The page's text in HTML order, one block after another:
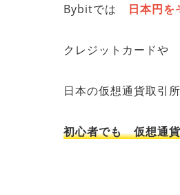
Bybitでは 日本円を
クレジットカードや
日本の仮想通貨取引
初心者でも 仮想通